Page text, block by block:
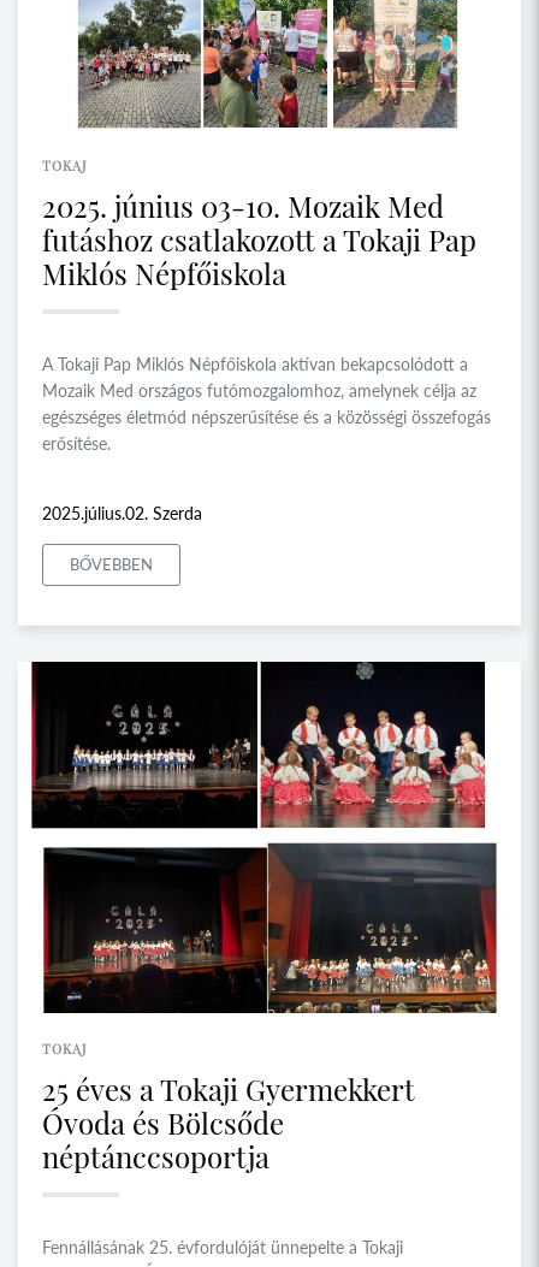
TOKAJ
2025. június 03-10. Mozaik Med
futáshoz csatlakozott a Tokaji Pap
Miklós Népfőiskola
A Tokaji Pap Miklós Népfőiskola aktívan bekapcsolódott a
Mozaik Med országos futómozgalomhoz, amelynek célja az
egészséges életmód népszerűsítése és a közösségi összefogás
erősítése.
2025.július.02. Szerda
BŐVEBBEN
TOKAJ
25 éves a Tokaji Gyermekkert
Óvoda és Bölcsőde
néptánccsoportja
Fennállásának 25. évfordulóját ünnepelte a Tokaji